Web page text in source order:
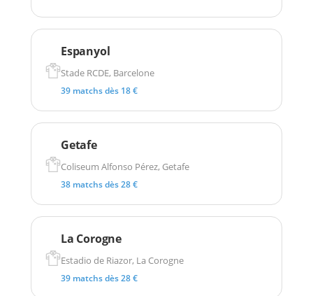
Espanyol
Stade RCDE, Barcelone
39 matchs dès 18 €
Getafe
Coliseum Alfonso Pérez, Getafe
38 matchs dès 28 €
La Corogne
Estadio de Riazor, La Corogne
39 matchs dès 28 €